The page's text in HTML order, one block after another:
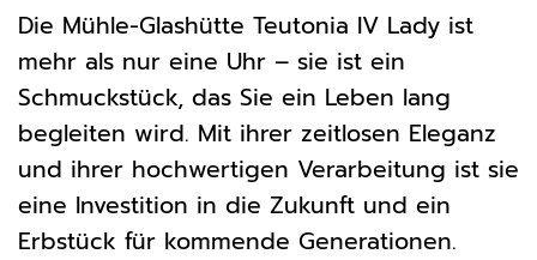
Die Mühle-Glashütte Teutonia IV Lady ist
mehr als nur eine Uhr – sie ist ein
Schmuckstück, das Sie ein Leben lang
begleiten wird. Mit ihrer zeitlosen Eleganz
und ihrer hochwertigen Verarbeitung ist sie
eine Investition in die Zukunft und ein
Erbstück für kommende Generationen.